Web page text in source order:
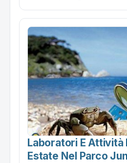
Laboratori E Attività
Estate Nel Parco